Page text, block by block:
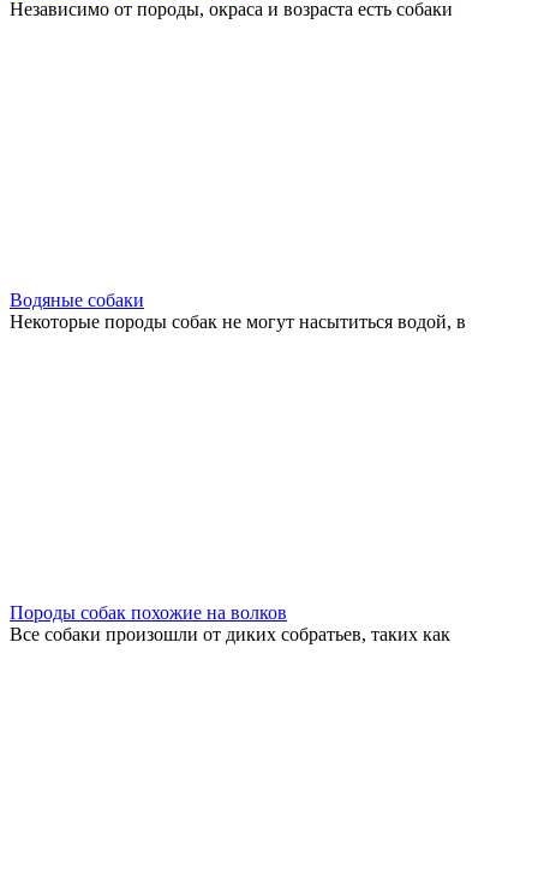
Независимо от породы, окраса и возраста есть собаки
Водяные собаки
Некоторые породы собак не могут насытиться водой, в
Породы собак похожие на волков
Все собаки произошли от диких собратьев, таких как